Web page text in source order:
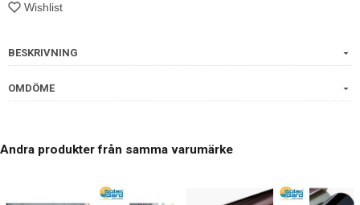
Wishlist
BESKRIVNING
OMDÖME
Andra produkter från samma varumärke